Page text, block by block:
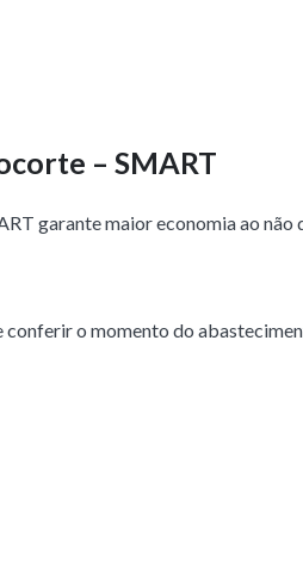
– SMART
garante maior economia ao não
o momento do